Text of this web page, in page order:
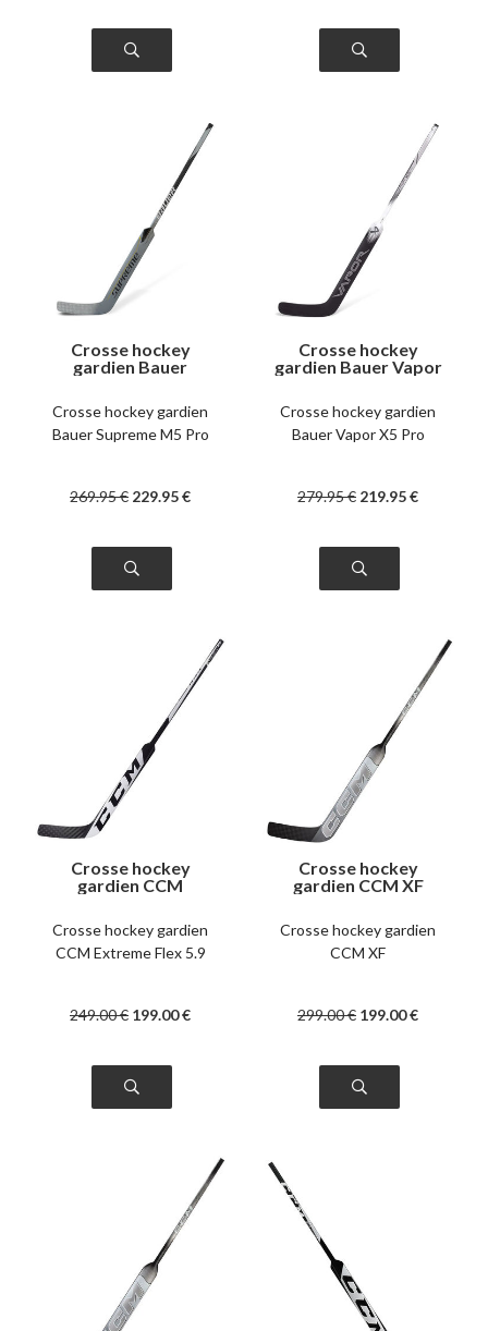
Crosse hockey
gardien Bauer
senior left
Crosse hockey gardien
Bauer Supreme M5 Pro
269.95€ 229.95€
Crosse hockey
gardien Bauer Vapor
Crosse hockey gardien
Bauer Vapor X5 Pro
279.95€ 219.95€
Crosse hockey
gardien CCM
senior
Crosse hockey gardien
CCM Extreme Flex 5.9
249.00€ 199.00€
Crosse hockey
gardien CCM XF
Crosse hockey gardien
CCM XF
299.00€ 199.00€